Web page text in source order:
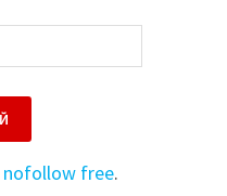
nofollow free.